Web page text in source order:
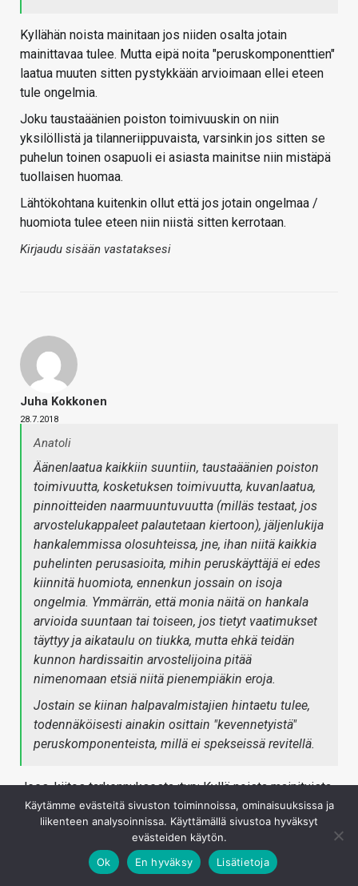
Kyllähän noista mainitaan jos niiden osalta jotain
mainittavaa tulee. Mutta eipä noita "peruskomponenttien"
laatua muuten sitten pystykkään arvioimaan ellei eteen
tule ongelmia.
Joku taustaäänien poiston toimivuuskin on niin
yksilöllistä ja tilanneriippuvaista, varsinkin jos sitten se
puhelun toinen osapuoli ei asiasta mainitse niin mistäpä
tuollaisen huomaa.
Lähtökohtana kuitenkin ollut että jos jotain ongelmaa /
huomiota tulee eteen niin niistä sitten kerrotaan.
Kirjaudu sisään vastataksesi
Juha Kokkonen
28.7.2018
Anatoli
Äänenlaatua kaikkiin suuntiin, taustaäänien poiston
toimivuutta, kosketuksen toimivuutta, kuvanlaatua,
pinnoitteiden naarmuuntuvuutta (milläs testaat, jos
arvostelukappaleet palautetaan kiertoon), jäljenlukija
hankalemmissa olosuhteissa, jne, ihan niitä kaikkia
puhelinten perusasioita, mihin peruskäyttäjä ei edes
kiinnitä huomiota, ennenkun jossain on isoja
ongelmia. Ymmärrän, että monia näitä on hankala
arvioida suuntaan tai toiseen, jos tietyt vaatimukset
täyttyy ja aikataulu on tiukka, mutta ehkä teidän
kunnon hardissaitin arvostelijoina pitää
nimenomaan etsiä niitä pienempiäkin eroja.
Jostain se kiinan halpavalmistajien hintaetu tulee,
todennäköisesti ainakin osittain "kevennetyistä"
peruskomponenteista, millä ei spekseissä revitellä.
Jees, kiitos tarkennuksesta :tup: Kyllä noista mainituista
asioista ja muistakin pienistä jutuista lähes kaikkia
pyritään huomioimaan testijakson aikana, mutta
luonnollisestikaan kaikkia ei pysty ja ehdi erikseen
tarkemmin "tieteellisesti" testaamaan. Itse pyrin lähinnä
Käytämme evästeitä sivuston toiminnoissa, ominaisuuksissa ja
liikenteen analysoinnissa. Käyttämällä sivustoa hyväksyt
evästeiden käytön.
Ok
En hyväksy Lisätietoja